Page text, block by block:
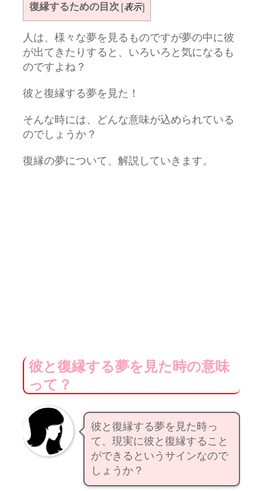
復縁するための目次[表示]
人は、様々な夢を見るものですが夢の中に彼
が出てきたりすると、いろいろと気になるも
のですよね？
彼と復縁する夢を見た！
そんな時には、どんな意味が込められている
のでしょうか？
復縁の夢について、解説していきます。
彼と復縁する夢を見た時の意味
って？
彼と復縁する夢を見た時っ
て、現実に彼と復縁すること
ができるというサインなので
しょうか？